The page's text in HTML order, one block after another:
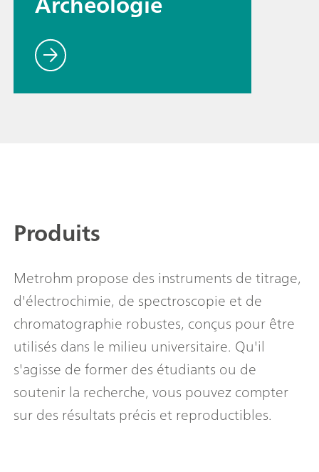
Produits
Metrohm propose des instruments de titrage,
d'électrochimie, de spectroscopie et de
chromatographie robustes, conçus pour être
utilisés dans le milieu universitaire. Qu'il
s'agisse de former des étudiants ou de
soutenir la recherche, vous pouvez compter
sur des résultats précis et reproductibles.